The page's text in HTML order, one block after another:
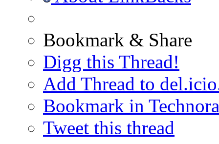
Bookmark & Share
Digg this Thread!
Add Thread to
Bookmark in
Tweet this thread